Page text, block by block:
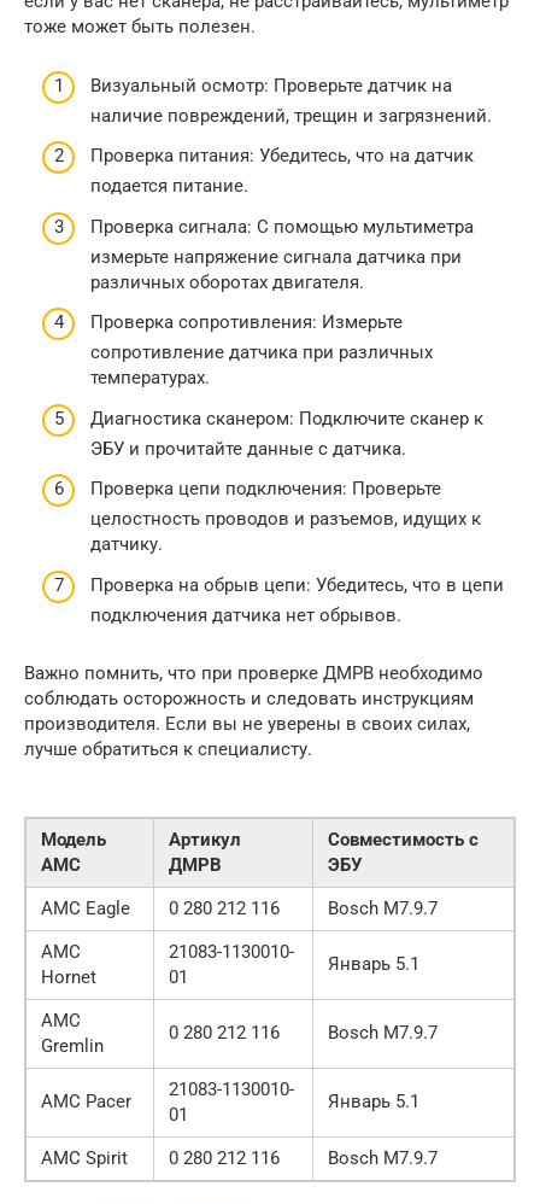
тоже может быть полезен.
Визуальный осмотр: Проверьте датчик на
наличие повреждений, трещин и загрязнений.
Проверка питания: Убедитесь, что на датчик
подается питание.
Проверка сигнала: С помощью мультиметра
измерьте напряжение сигнала датчика при
различных оборотах двигателя.
Проверка сопротивления: Измерьте
сопротивление датчика при различных
температурах.
Диагностика сканером: Подключите сканер к
ЭБУ и прочитайте данные с датчика.
Проверка цепи подключения: Проверьте
целостность проводов и разъемов, идущих к
датчику.
Проверка на обрыв цепи: Убедитесь, что в цепи
подключения датчика нет обрывов.
Важно помнить, что при проверке ДМРВ необходимо
соблюдать осторожность и следовать инструкциям
производителя. Если вы не уверены в своих силах,
лучше обратиться к специалисту.
Модель
AMC
Артикул
ДМРВ
Совместимость с
ЭБУ
AMC Eagle
0 280 212 116
Bosch М7.9.7
AMC
Hornet
21083-1130010-
01
Январь 5.1
AMC
Gremlin
0 280 212 116 Bosch М7.9.7
AMC Pacer
21083-1130010-
01
Январь 5.1
AMC Spirit 0 280 212 116 Bosch М7.9.7